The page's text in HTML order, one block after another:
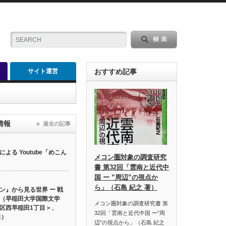
サイト運営
報
よる Youtube「めこん
』から見る世界 ー 戦
早稲田大学国際文学
西早稲田1丁目＞、
過去の記事
おすすめ記事
メコン圏対象の調査研究
書 第32回「雲南と近代中
国 ー ”周辺”の視点か
ら」（石島 紀之 著）
メコン圏対象の調査研究書 第
32回「雲南と近代中国 ー”周
辺”の視点から」（石島 紀之